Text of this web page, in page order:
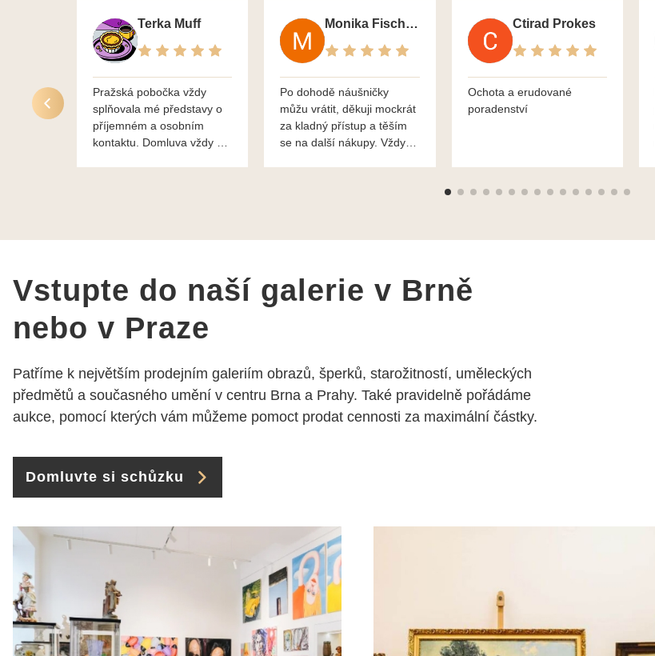
Terka Muff
Pražská pobočka vždy
splňovala mé představy o
příjemném a osobním
kontaktu. Domluva vždy na
Moc děkuji a doporučuji se
jak už bylo napsáno - na
požádání Vám šperky z
Super !!! pí Papoušková
Monika Fischerova
Po dohodě náušničky
můžu vrátit, děkuji mockrát
za kladný přístup a těším
se na další nákupy. Vždy
Ctirad Prokes
Ochota a erudované
poradenství
Vstupte do naší galerie v Brně
nebo v Praze
Patříme k největším prodejním galeriím obrazů, šperků, starožitností, uměleckých
předmětů a současného umění v centru Brna a Prahy. Také pravidelně pořádáme
aukce, pomocí kterých vám můžeme pomoct prodat cennosti za maximální částky.
Domluvte si schůzku